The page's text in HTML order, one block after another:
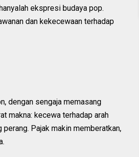
ekspresi budaya pop.
dan kekecewaan terhadap
dengan sengaja memasang
makna: kecewa terhadap arah
Pajak makin memberatkan,